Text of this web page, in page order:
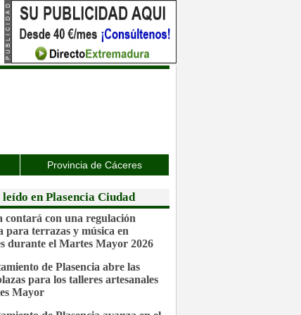
Provincia de Cáceres
en Plasencia Ciudad
contará con una regulación
para terrazas y música en
durante el Martes Mayor 2026
de Plasencia abre las
para los talleres artesanales
Mayor